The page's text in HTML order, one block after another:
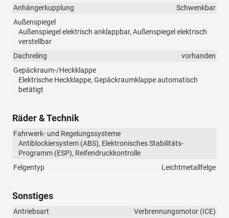
Anhängerkupplung
Schwenkbar
Außenspiegel
Außenspiegel elektrisch anklappbar, Außenspiegel elektrisch
verstellbar
Dachreling
vorhanden
Gepäckraum-/Heckklappe
Elektrische Heckklappe, Gepäckraumklappe automatisch
betätigt
Räder & Technik
Fahrwerk- und Regelungssysteme
Antiblockiersystem (ABS), Elektronisches Stabilitäts-
Programm (ESP), Reifendruckkontrolle
Felgentyp
Leichtmetallfelge
Sonstiges
Antriebsart
Verbrennungsmotor (ICE)